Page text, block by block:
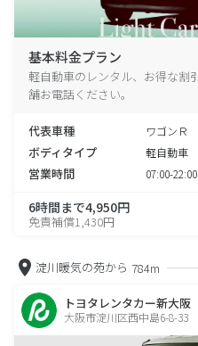
基本料金プラン
軽自動車のレンタル、お得な割
舗お電話ください。
代表車種 ワゴンＲ
ボディタイプ 軽自動車
営業時間 07:00-22:00
6時間まで4,950円
免責補償1,430円
淀川暖気の苑から 784m
トヨタレンタカー新大阪
大阪市淀川区西中島6-8-33